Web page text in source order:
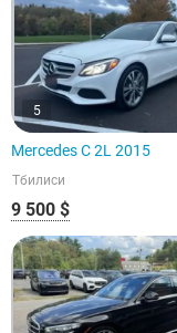
5
Mercedes C 2L 2015
Тбилиси
9 500 $